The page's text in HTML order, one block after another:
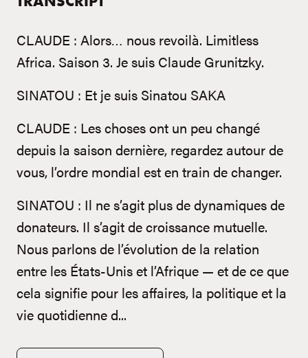
CLAUDE : Alors… nous revoilà. Limitless
Africa. Saison 3. Je suis Claude Grunitzky.
SINATOU : Et je suis Sinatou SAKA
CLAUDE : Les choses ont un peu changé
depuis la saison dernière, regardez autour de
vous, l’ordre mondial est en train de changer.
SINATOU : Il ne s’agit plus de dynamiques de
donateurs. Il s’agit de croissance mutuelle.
Nous parlons de l’évolution de la relation
entre les États-Unis et l’Afrique — et de ce que
cela signifie pour les affaires, la politique et la
vie quotidienne d...